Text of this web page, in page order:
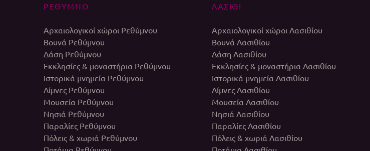
ΡΕΘΥΜΝΟ
Αρχαιολογικοί χώροι Ρεθύμνου
Βουνά Ρεθύμνου
Δάση Ρεθύμνου
Εκκλησίες & μοναστήρια Ρεθύμνου
Ιστορικά μνημεία Ρεθύμνου
Λίμνες Ρεθύμνου
Μουσεία Ρεθύμνου
Νησιά Ρεθύμνου
Παραλίες Ρεθύμνου
Πόλεις & χωριά Ρεθύμνου
ΛΑΣΙΘΙ
Αρχαιολογικοί χώροι Λασιθίου
Βουνά Λασιθίου
Δάση Λασιθίου
Εκκλησίες & μοναστήρια Λασιθίου
Ιστορικά μνημεία Λασιθίου
Λίμνες Λασιθίου
Μουσεία Λασιθίου
Νησιά Λασιθίου
Παραλίες Λασιθίου
Πόλεις & χωριά Λασιθίου